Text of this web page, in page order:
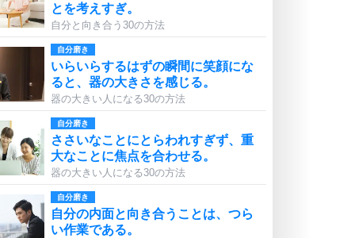
とを考えすぎ。
自分と向き合う30の方法
自分磨き
いらいらするはずの瞬間に笑顔にな
ると、器の大きさを感じる。
器の大きい人になる30の方法
自分磨き
ささいなことにとらわれすぎず、重
大なことに焦点を合わせる。
器の大きい人になる30の方法
自分磨き
自分の内面と向き合うことは、つら
い作業である。